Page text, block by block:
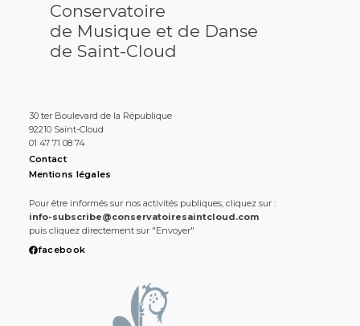
Conservatoire
de Musique et de Danse
de Saint-Cloud
30 ter Boulevard de la République
92210 Saint-Cloud
01 47 71 08 74
Contact
Mentions légales
Pour être informés sur nos activités publiques, cliquez sur :
info-subscribe@conservatoiresaintcloud.com
puis cliquez directement sur "Envoyer"
facebook